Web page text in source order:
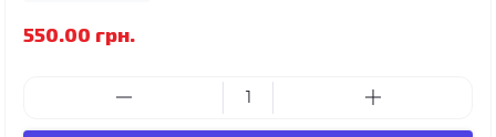
550.00 грн.